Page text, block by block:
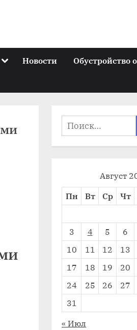
ToggleНовости Обустройство
Найти:
Август
Пн
Вт Ср Чт
3
4 5 6
10
11 12 13
17
18 19 20
24
25 26 27
31
« Июл